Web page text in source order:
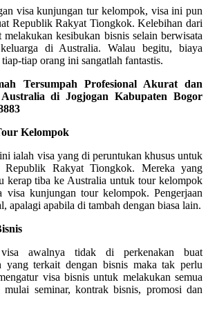
visa kunjungan tur kelompok, visa ini pun
Republik Rakyat Tiongkok. Kelebihan dari
kesibukan bisnis selain berwisata
di Australia. Walau begitu, biaya
tiap orang ini sangatlah fantastis.
Tersumpah Profesional Akurat dan
di Jogjogan Kabupaten Bogor
Kelompok
ialah visa yang di peruntukan khusus untuk
Rakyat Tiongkok. Mereka yang
kerap tiba ke Australia untuk tour kelompok
visa kunjungan tour kelompok. Pengerjaan
apalagi apabila di tambah dengan biasa lain.
awalnya tidak di perkenakan buat
yang terkait dengan bisnis maka tak perlu
visa bisnis untuk melakukan semua
seminar, kontrak bisnis, promosi dan